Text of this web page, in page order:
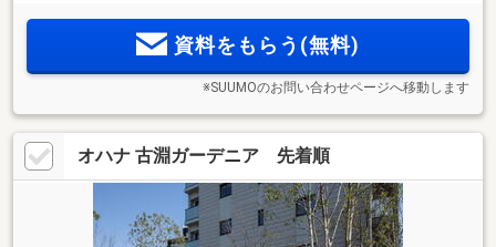
横浜線「町田」駅徒歩圏。「新宿」駅へ直通34分
資料をもらう(無料)
※SUUMOのお問い合わせページへ移動します
オハナ 古淵ガーデニア 先着順